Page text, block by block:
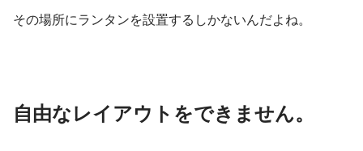
その場所にランタンを設置するしかないんだよね。
自由なレイアウトをできません。